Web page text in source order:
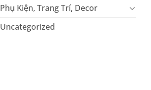
Phụ Kiện, Trang Trí, Decor
Uncategorized